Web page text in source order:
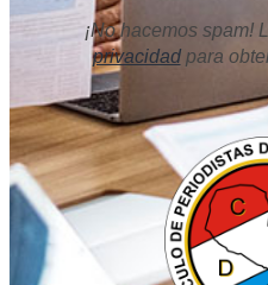
¡No hacemos spam!
privacidadpara